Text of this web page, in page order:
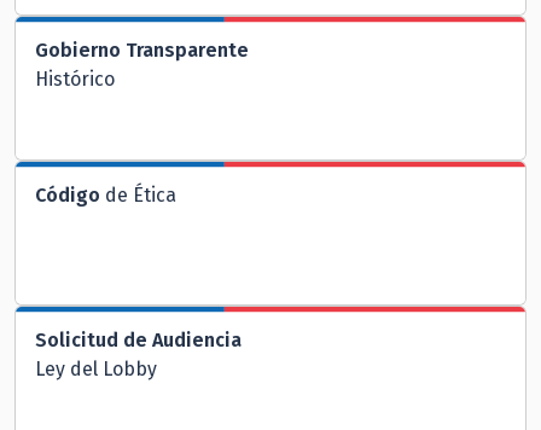
Gobierno Transparente
Histórico
Código de Ética
Solicitud de Audiencia
Ley del Lobby